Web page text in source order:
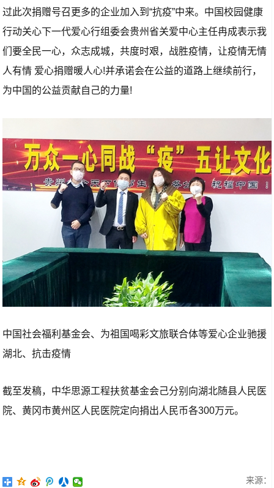
过此次捐赠号召更多的企业加入到“抗疫”中来。中国校园健康
行动关心下一代爱心行组委会贵州省关爱中心主任冉成表示我
们要全民一心，众志成城，共度时艰，战胜疫情，让疫情无情
人有情 爱心捐赠暖人心!并承诺会在公益的道路上继续前行，
为中国的公益贡献自己的力量!
中国社会福利基金会、为祖国喝彩文旅联合体等爱心企业驰援
湖北、抗击疫情
截至发稿，中华思源工程扶贫基金会己分别向湖北随县人民医
院、黄冈市黄州区人民医院定向捐出人民币各300万元。
来源：